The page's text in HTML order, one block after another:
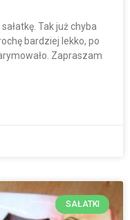
Tak już chyba
bardziej lekko, po
Zapraszam
SAŁATKI